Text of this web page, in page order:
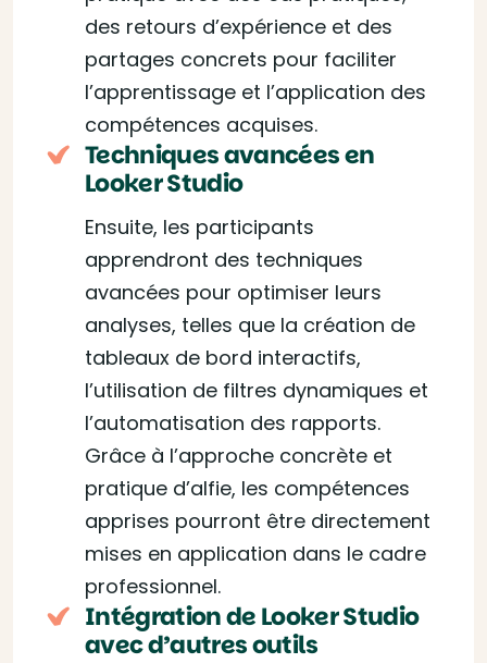
des retours d’expérience et des
partages concrets pour faciliter
l’apprentissage et l’application des
compétences acquises.
Techniques avancées en
Looker Studio
Ensuite, les participants
apprendront des techniques
avancées pour optimiser leurs
analyses, telles que la création de
tableaux de bord interactifs,
l’utilisation de filtres dynamiques et
l’automatisation des rapports.
Grâce à l’approche concrète et
pratique d’alfie, les compétences
apprises pourront être directement
mises en application dans le cadre
professionnel.
Intégration de Looker Studio
avec d’autres outils